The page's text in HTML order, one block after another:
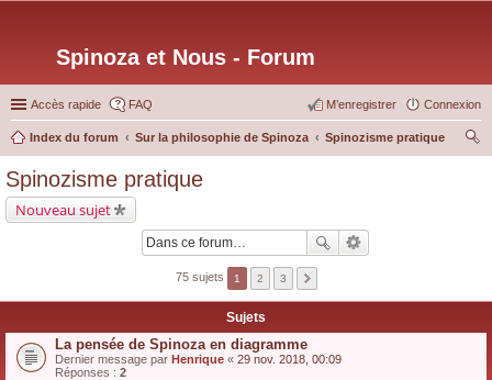
Spinoza et Nous - Forum
Accès rapide FAQ Connexion
M’enregistrer
Index du forum Sur la philosophie de Spinoza
Spinozisme pratique
Spinozisme pratique
Nouveau sujet
75 sujets 1 2 3
Sujets
La pensée de Spinoza en diagramme
Dernier message par Henrique « 29 nov. 2018, 00:09
Réponses : 2